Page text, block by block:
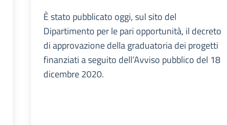
È stato pubblicato oggi, sul sito del
Dipartimento per le pari opportunità, il decreto
di approvazione della graduatoria dei progetti
finanziati a seguito dell’Avviso pubblico del 18
dicembre 2020.